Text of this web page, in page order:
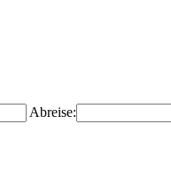
Abreise: